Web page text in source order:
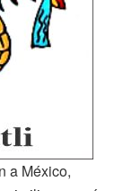
a México,